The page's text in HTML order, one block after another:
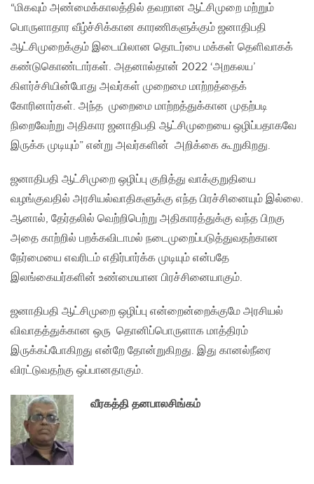
“மிகவும் அண்மைக்காலத்தில் தவறான ஆட்சிமுறை மற்றும்
பொருளாதார வீழ்ச்சிக்கான காரணிகளுக்கும் ஜனாதிபதி
ஆட்சிமுறைக்கும் இடையிலான தொடர்பை மக்கள் தெளிவாகக்
கண்டுகொண்டார்கள். அதனால்தான் 2022 ‘அறகலய’
கிளர்ச்சியின்போது அவர்கள் முறைமை மாற்றத்தைக்
கோரினார்கள். அந்த முறைமை மாற்றத்துக்கான முதற்படி
நிறைவேற்று அதிகார ஜனாதிபதி ஆட்சிமுறையை ஒழிப்பதாகவே
இருக்க முடியும்” என்று அவர்களின் அறிக்கை கூறுகிறது.
ஜனாதிபதி ஆட்சிமுறை ஒழிப்பு குறித்து வாக்குறுதியை
வழங்குவதில் அரசியல்வாதிகளுக்கு எந்த பிரச்சினையும் இல்லை.
ஆனால், தேர்தலில் வெற்றிபெற்று அதிகாரத்துக்கு வந்த பிறகு
அதை காற்றில் பறக்கவிடாமல் நடைமுறைப்படுத்துவதற்கான
நேர்மையை எவரிடம் எதிர்பார்க்க முடியும் என்பதே
இலங்கையர்களின் உண்மையான பிரச்சினையாகும்.
ஜனாதிபதி ஆட்சிமுறை ஒழிப்பு என்றைன்றைக்குமே அரசியல்
விவாதத்துக்கான ஒரு தொனிப்பொருளாக மாத்திரம்
இருக்கப்போகிறது என்றே தோன்றுகிறது. இது கானல்நீரை
விரட்டுவதற்கு ஒப்பானதாகும்.
வீரகத்தி தனபாலசிங்கம்